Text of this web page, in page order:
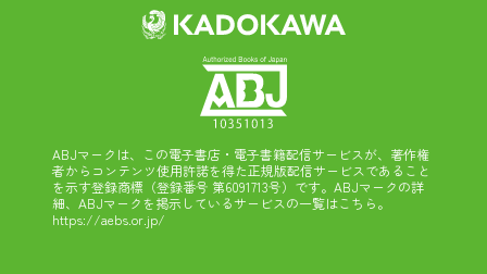
ABJマークは、この電子書店・電子書籍配信サービスが、著作権
者からコンテンツ使用許諾を得た正規版配信サービスであること
を示す登録商標（登録番号 第6091713号）です。ABJマークの詳
細、ABJマークを掲示しているサービスの一覧はこちら。
https://aebs.or.jp/